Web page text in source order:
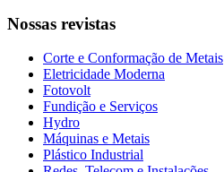
Nossas revistas
Corte e Conformação de Metais
Eletricidade Moderna
Fotovolt
Fundição e Serviços
Hydro
Máquinas e Metais
Plástico Industrial